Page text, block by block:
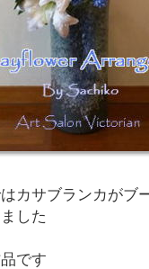
カサブランカがブ
した
です